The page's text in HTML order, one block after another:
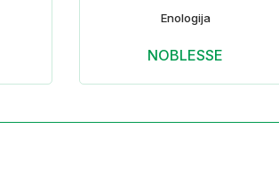
Enologija
NOBLESSE